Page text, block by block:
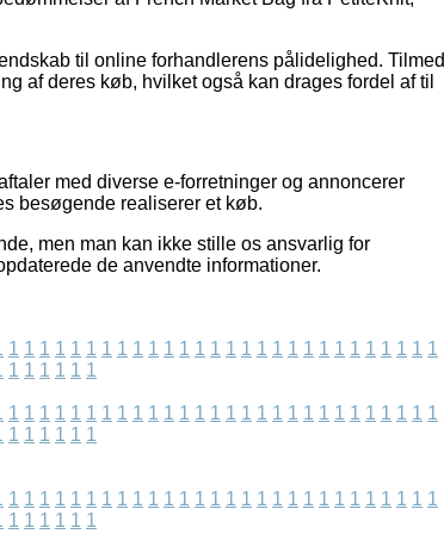
til online forhandlerens pålidelighed. Tilmed
af deres køb, hvilket også kan drages fordel af til
med diverse e-forretninger og annoncerer
besøgende realiserer et køb.
men man kan ikke stille os ansvarlig for
de anvendte informationer.
1 1 1 1 1 1 1 1 1 1 1 1 1 1 1 1 1 1 1 1 1 1 1 1 1 1 1 1
1 1 1 1 1 1
1 1 1 1 1 1 1 1 1 1 1 1 1 1 1 1 1 1 1 1 1 1 1 1 1 1 1 1
1 1 1 1 1 1
1 1 1 1 1 1 1 1 1 1 1 1 1 1 1 1 1 1 1 1 1 1 1 1 1 1 1 1
1 1 1 1 1 1